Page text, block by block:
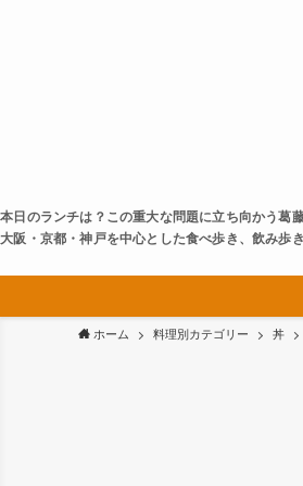
本日のランチは？この重大な問題に立ち向かう葛藤
大阪・京都・神戸を中心とした食べ歩き、飲み歩き
ホーム 料理別カテゴリー 丼